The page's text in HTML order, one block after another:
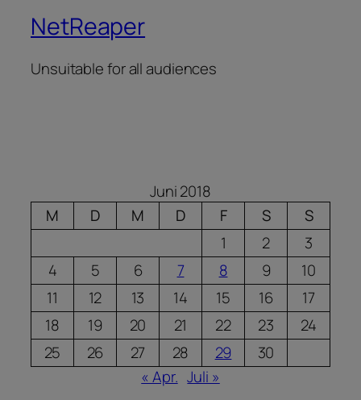
NetReaper
Unsuitable for all audiences
Juni 2018
M
D M D F S
S
1
2
3
4
5 6 7 8 9
10
11
12 13 14 15 16
17
18
19 20 21 22 23
24
25
26 27 28 29
30
« Apr. Juli »